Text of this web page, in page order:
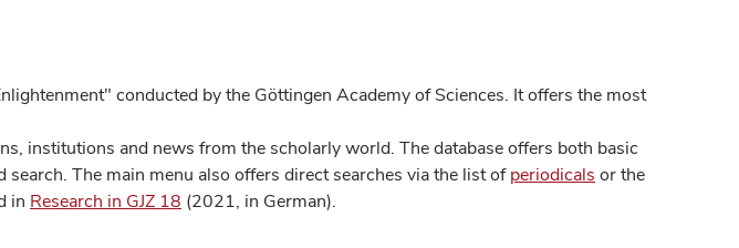
conducted by the Göttingen Academy of Sciences. It offers the most
institutions and news from the scholarly world. The database offers both basic
The main menu also offers direct searches via the list ofperiodicals or the
in Research in GJZ 18 (2021, in German).